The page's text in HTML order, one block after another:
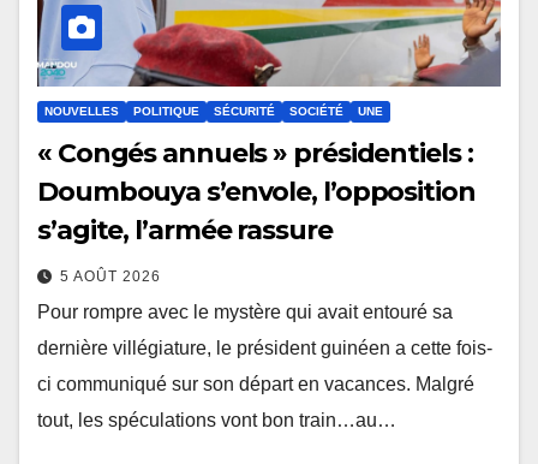
NOUVELLES POLITIQUE SÉCURITÉ SOCIÉTÉ UNE
« Congés annuels » présidentiels :
Doumbouya s’envole, l’opposition
s’agite, l’armée rassure
5 AOÛT 2026
Pour rompre avec le mystère qui avait entouré sa
dernière villégiature, le président guinéen a cette fois-
ci communiqué sur son départ en vacances. Malgré
tout, les spéculations vont bon train…au…